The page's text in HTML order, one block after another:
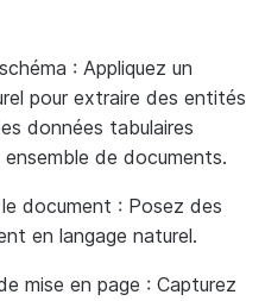
: Appliquez un
pour extraire des entités
données tabulaires
de documents.
document : Posez des
en langage naturel.
mise en page : Capturez